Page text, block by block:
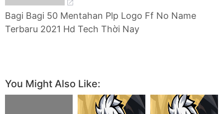
Bagi Bagi 50 Mentahan Plp Logo Ff No Name
Terbaru 2021 Hd Tech Thời Nay
You Might Also Like: